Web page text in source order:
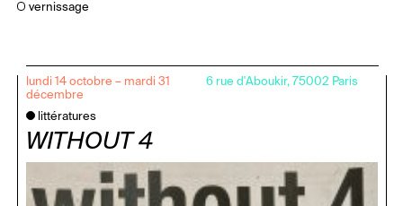
vernissage
lundi 14 octobre – mardi 31
décembre
6 rue d'Aboukir, 75002 Paris
littératures
WITHOUT 4